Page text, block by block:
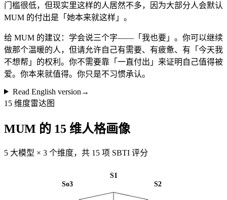
门槛很低，但现实里这样的人居然不多，因为大部分人会默认
MUM 的付出是「她本来就这样」。
给 MUM 的建议：学会说三个字——「我也要」。你可以继续
做那个温暖的人，但请允许自己有需要、有疲惫、有「今天我
不想帮」的权利。你不需要靠「一直付出」来证明自己值得被
爱。你本来就值得。你只是不习惯承认。
Read English version →
15 维度雷达图
MUM 的 15 维人格画像
5 大模型 × 3 个维度，共 15 项 SBTI 评分
S1
S2
So3